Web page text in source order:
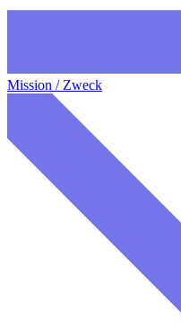
Mission / Zweck